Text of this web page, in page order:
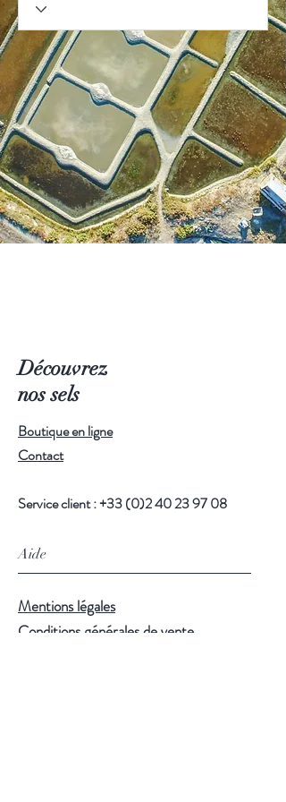
Découvrez
nos sels
Boutique en ligne
Contact
Service client :+33 (0)2 40 23 97 08
Aide
Mentions légales
Conditions générales de vente